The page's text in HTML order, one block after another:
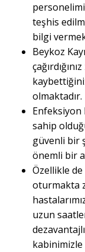
teşhis
bilgi
Beykoz
olmaktadır.
Enfeksiyon
sahip
güvenli bir
önemli bir
Özellikle
oturmakta
uzun
kabinimizle